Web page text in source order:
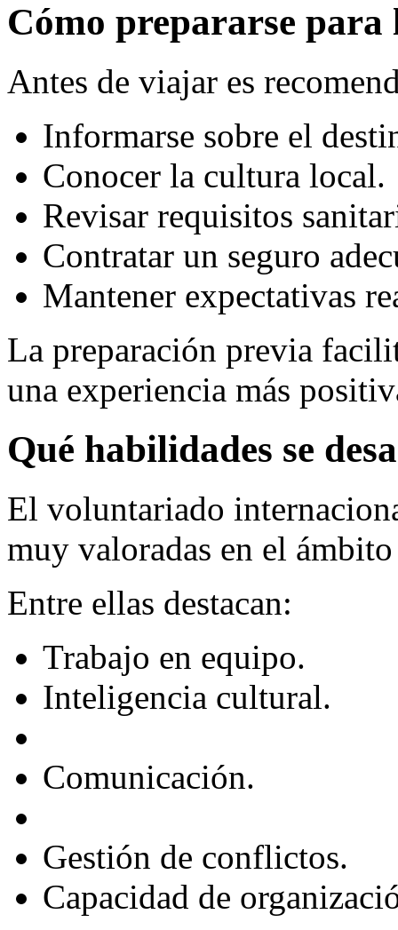
Cómo prepararse para
Antes de viajar es
Informarse sobre el
Conocer la cultura local.
Revisar requisitos
Contratar un seguro
Mantener expectativas
La preparación previa
una experiencia más
Qué habilidades se
El voluntariado
muy valoradas en el
Entre ellas destacan:
Trabajo en equipo.
Inteligencia cultural.
Comunicación.
Gestión de conflictos.
Capacidad de